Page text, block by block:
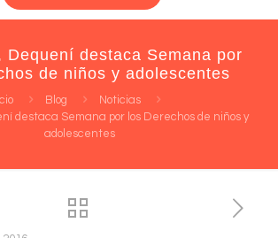
Dequení destaca Semana por
de niños y adolescentes
Blog
Noticias
destaca Semana por los Derechos de niños y
adolescentes